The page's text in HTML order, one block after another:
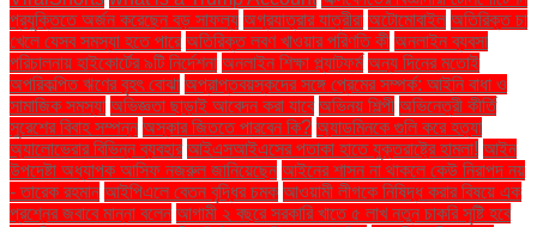
প্রযুক্তিতে অর্জন করেছেন বড় সাফল্য অগ্রযাত্রার যাত্রীরা অটোমোবাইল অতিরিক্ত চা
খেলে যেসব সমস্যা হতে পারে অতিরিক্ত লবণ খাওয়ার পরিণতি কী অনলাইন ব্যবসা
পরিচালনায় হাইকোর্টের ৯টি নির্দেশনা অনলাইন শিক্ষা প্ল্যাটফর্ম অন্য দিনের মতোই
অপরিকল্পিত ঋণের বৃহৎ বোঝা অপ্রাপ্তবয়স্কদের সঙ্গে প্রেমের সম্পর্ক: আইনি বাধা ও
সামাজিক সমস্যা অভিজ্ঞতা ছাড়াই আবেদন করা যাবে অভিনয় শিল্পী অভিনেত্রী কীর্তি
সুরেশের বিবাহ সম্পন্ন অস্কার জিততে পারবেন কি? অ্যাডমিনকে গুলি করে হত্যা
অ্যালোভেরার বিভিন্ন ব্যবহার আইএসআইএসের পতাকা হাতে যুক্তরাষ্ট্রে হামলা! আইন
উপদেষ্টা অধ্যাপক আসিফ নজরুল জানিয়েছেন আইনের শাসন না থাকলে কেউ নিরাপদ নয়
- তারেক রহমান আইপিএলে বেতন বৃদ্ধির চমক আওয়ামী লীগকে নিষিদ্ধ করার বিষয়ে এক
প্রশ্নের জবাবে মান্না বলেন আগামী ২ বছরে সরকারি খাতে ৫ লাখ নতুন চাকরি সৃষ্টি হবে